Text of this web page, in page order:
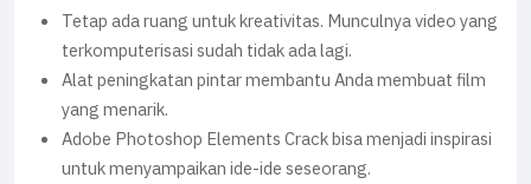
Tetap ada ruang untuk kreativitas. Munculnya video yang
terkomputerisasi sudah tidak ada lagi.
Alat peningkatan pintar membantu Anda membuat film
yang menarik.
Adobe Photoshop Elements Crack bisa menjadi inspirasi
untuk menyampaikan ide-ide seseorang.